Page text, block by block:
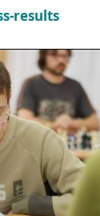
results